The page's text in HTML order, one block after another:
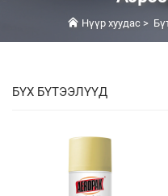
Нүүр хуудас >
БҮХ БҮТЭЭЛҮҮД